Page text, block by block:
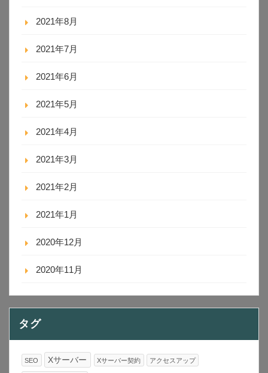
2021年8月
2021年7月
2021年6月
2021年5月
2021年4月
2021年3月
2021年2月
2021年1月
2020年12月
2020年11月
タグ
SEO Xサーバー Xサーバー契約 アクセスアップ